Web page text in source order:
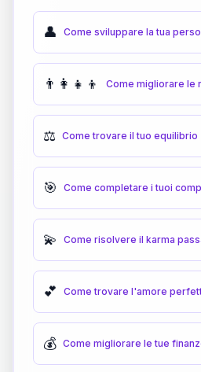
👤 Come sviluppare la tua
👨‍👩‍👧‍👦 Come migliorare le
⚖️ Come trovare il tuo equilibrio
🎯 Come completare i tuoi
💫 Come risolvere il karma
💕 Come trovare l'amore
💰 Come migliorare le tue